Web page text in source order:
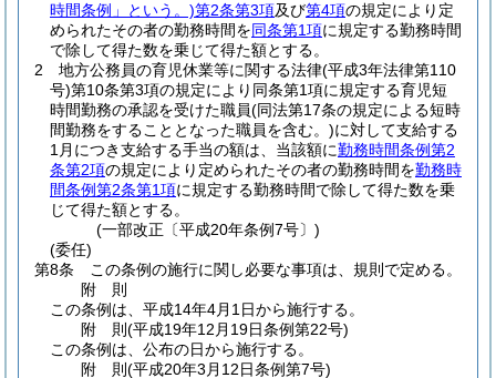
時間条例」という。)第2条第3項及び第4項の規定により定
められたその者の勤務時間を同条第1項に規定する勤務時間
で除して得た数を乗じて得た額とする。
2
地方公務員の育児休業等に関する法律(平成3年法律第110
号)第10条第3項の規定により同条第1項に規定する育児短
時間勤務の承認を受けた職員(同法第17条の規定による短時
間勤務をすることとなった職員を含む。)に対して支給する
1月につき支給する手当の額は、当該額に勤務時間条例第2
条第2項の規定により定められたその者の勤務時間を勤務時
間条例第2条第1項に規定する勤務時間で除して得た数を乗
じて得た額とする。
(一部改正〔平成20年条例7号〕)
(委任)
第8条
この条例の施行に関し必要な事項は、規則で定める。
附 則
この条例は、平成14年4月1日から施行する。
附 則(平成19年12月19日条例第22号)
この条例は、公布の日から施行する。
附 則(平成20年3月12日条例第7号)